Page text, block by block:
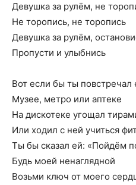
Девушка за рулём, не
Не торопись, не торопись
Девушка за рулём,
Пропусти и улыбнись
Вот если бы ты повстречал
Музее, метро или аптеке
На дискотеке угощал
Или ходил с ней учиться
Ты бы сказал ей: «Пойдём
Будь моей ненаглядной
Возьми ключ от моего